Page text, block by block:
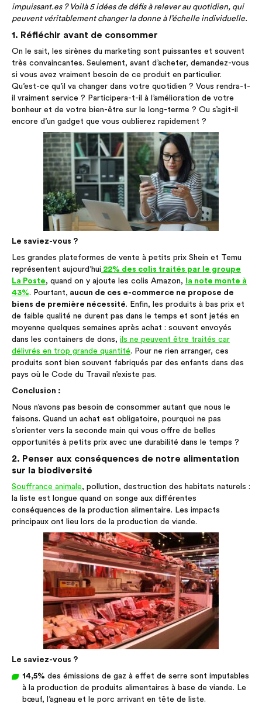
impuissant.es ? Voilà 5 idées de défis à relever au quotidien, qui
peuvent véritablement changer la donne à l’échelle individuelle.
1. Réfléchir avant de consommer
On le sait, les sirènes du marketing sont puissantes et souvent
très convaincantes. Seulement, avant d’acheter, demandez-vous
si vous avez vraiment besoin de ce produit en particulier.
Qu’est-ce qu’il va changer dans votre quotidien ? Vous rendra-t-
il vraiment service ? Participera-t-il à l’amélioration de votre
bonheur et de votre bien-être sur le long-terme ? Ou s’agit-il
encore d’un gadget que vous oublierez rapidement ?
Le saviez-vous ?
Les grandes plateformes de vente à petits prix Shein et Temu
représentent aujourd’hui 22% des colis traités par le groupe
La Poste, quand on y ajoute les colis Amazon,
la note monte à
43%. Pourtant, aucun de ces e-commerce ne propose de
biens de première nécessité. Enfin, les produits à bas prix et
de faible qualité ne durent pas dans le temps et sont jetés en
moyenne quelques semaines après achat : souvent envoyés
dans les containers de dons, ils ne peuvent être traités car
délivrés en trop grande quantité. Pour ne rien arranger, ces
produits sont bien souvent fabriqués par des enfants dans des
pays où le Code du Travail n’existe pas.
Conclusion :
Nous n’avons pas besoin de consommer autant que nous le
faisons. Quand un achat est obligatoire, pourquoi ne pas
s’orienter vers la seconde main qui vous offre de belles
opportunités à petits prix avec une durabilité dans le temps ?
2. Penser aux conséquences de notre alimentation
sur la biodiversité
Souffrance animale, pollution, destruction des habitats naturels :
la liste est longue quand on songe aux différentes
conséquences de la production alimentaire. Les impacts
principaux ont lieu lors de la production de viande.
Le saviez-vous ?
14,5% des émissions de gaz à effet de serre sont imputables
à la production de produits alimentaires à base de viande. Le
bœuf, l’agneau et le porc arrivant en tête de liste.